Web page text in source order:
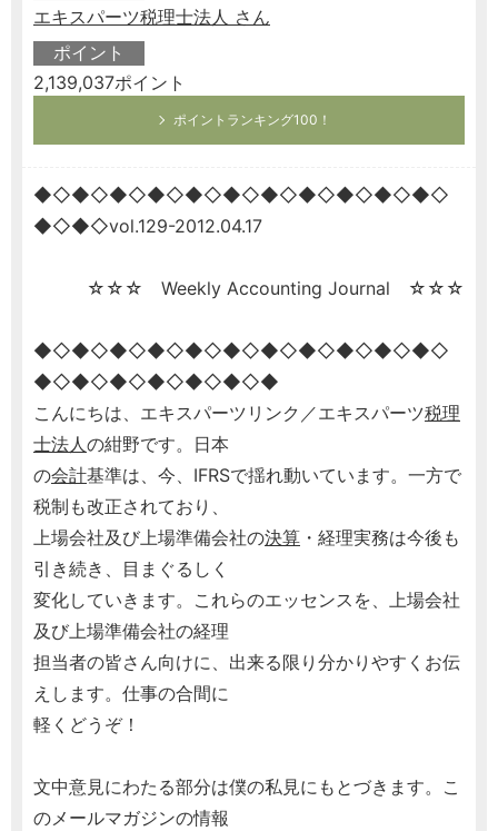
エキスパーツ税理士法人 さん
ポイント
2,139,037ポイント
ポイントランキング100！
◆◇◆◇◆◇◆◇◆◇◆◇◆◇◆◇◆◇◆◇◆◇
◆◇◆◇vol.129-2012.04.17
☆☆☆ Weekly Accounting Journal ☆☆☆
◆◇◆◇◆◇◆◇◆◇◆◇◆◇◆◇◆◇◆◇◆◇
◆◇◆◇◆◇◆◇◆◇◆◇◆
こんにちは、エキスパーツリンク／エキスパーツ税理
士法人の紺野です。日本
の会計基準は、今、IFRSで揺れ動いています。一方で
税制も改正されており、
上場会社及び上場準備会社の決算 ・経理実務は今後も
引き続き、目まぐるしく
変化していきます。これらのエッセンスを、上場会社
及び上場準備会社の経理
担当者の皆さん向けに、出来る限り分かりやすくお伝
えします。仕事の合間に
軽くどうぞ！
文中意見にわたる部分は僕の私見にもとづきます。こ
のメールマガジンの情報